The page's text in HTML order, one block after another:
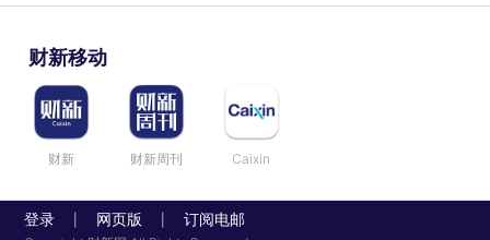
财新移动
财新 财新周刊 Caixin
登录 网页版 订阅电邮